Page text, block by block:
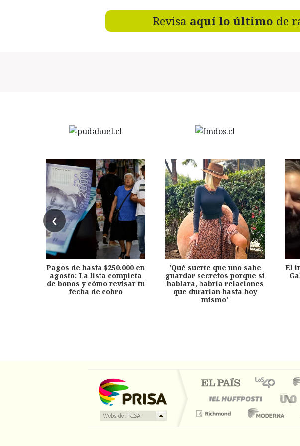
Revisa aquí lo último de
❮
Pagos de hasta $250.000 en
agosto: La lista completa
de bonos y cómo revisar tu
fecha de cobro
'Qué suerte que uno sabe
guardar secretos porque si
hablara, habría relaciones
que durarían hasta hoy
mismo'
El